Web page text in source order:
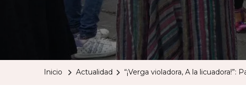
Inicio Actualidad “¡Verga violadora, A la